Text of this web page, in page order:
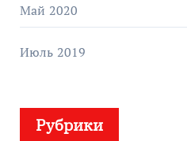
Май 2020
Июль 2019
Рубрики